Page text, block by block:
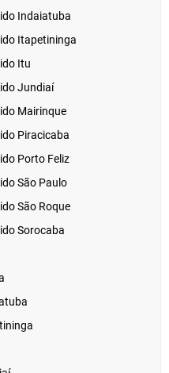
Indaiatuba
Itapetininga
Itu
Jundiaí
Mairinque
Piracicaba
Porto Feliz
São Paulo
São Roque
Sorocaba